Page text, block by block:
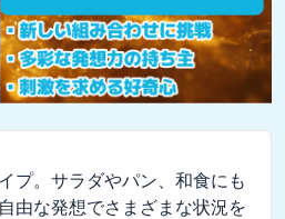
プ。サラダやパン、和食にも
由な発想でさまざまな状況を